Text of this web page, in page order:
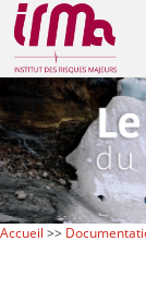
Accueil >>